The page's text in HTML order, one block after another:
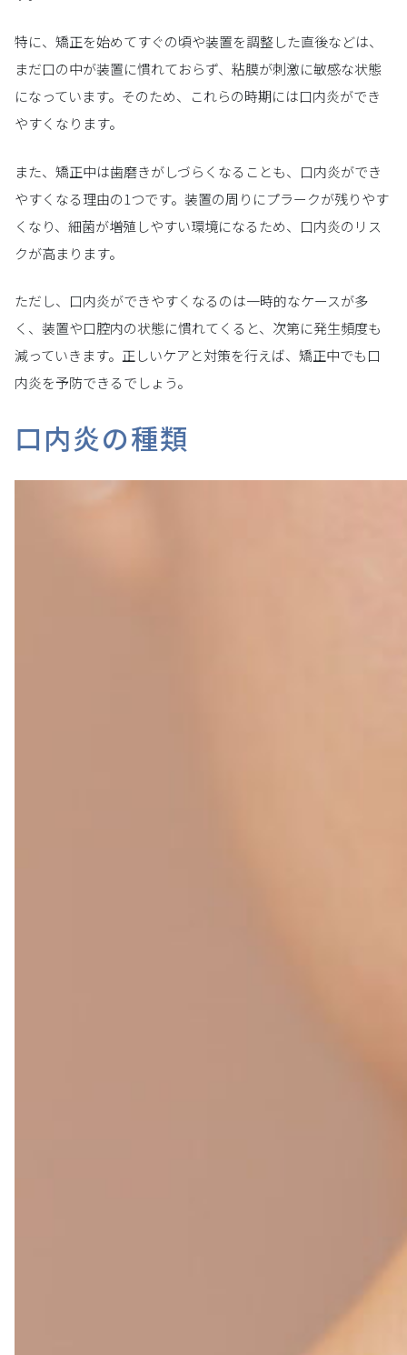
特に、矯正を始めてすぐの頃や装置を調整した直後などは、
まだ口の中が装置に慣れておらず、粘膜が刺激に敏感な状態
になっています。そのため、これらの時期には口内炎ができ
やすくなります。
また、矯正中は歯磨きがしづらくなることも、口内炎ができ
やすくなる理由の1つです。装置の周りにプラークが残りやす
くなり、細菌が増殖しやすい環境になるため、口内炎のリス
クが高まります。
ただし、口内炎ができやすくなるのは一時的なケースが多
く、装置や口腔内の状態に慣れてくると、次第に発生頻度も
減っていきます。正しいケアと対策を行えば、矯正中でも口
内炎を予防できるでしょう。
口内炎の種類